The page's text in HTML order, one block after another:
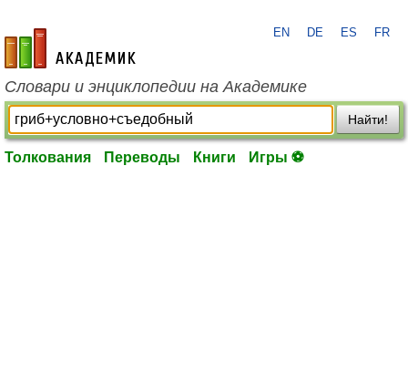
academic.ru
EN DE ES FR
Словари и энциклопедии на Академике
Найти!
Толкования Переводы Книги Игры ⚽